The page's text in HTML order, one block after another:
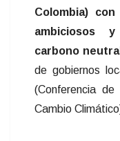
Colombia)
ambiciosos
carbono
de gobiernos
(Conferencia
Cambio